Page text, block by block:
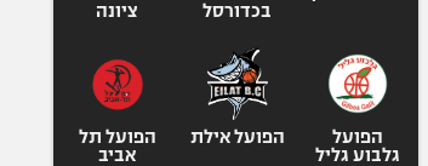
ספורט מוטורי
כדורמים
בכדורסל
ציונה
הפועל
גלבוע גליל
הפועל אילת
הפועל תל
אביב